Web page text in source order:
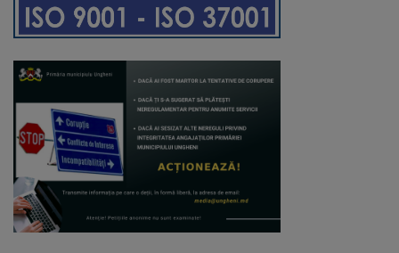
și
calitate
Consiliul
Municipal
Secretar
Consilieri